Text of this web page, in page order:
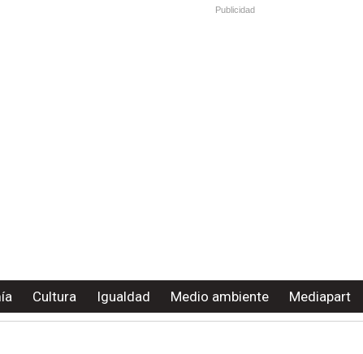
Publicidad
Cultura Igualdad Medio ambiente Mediapart